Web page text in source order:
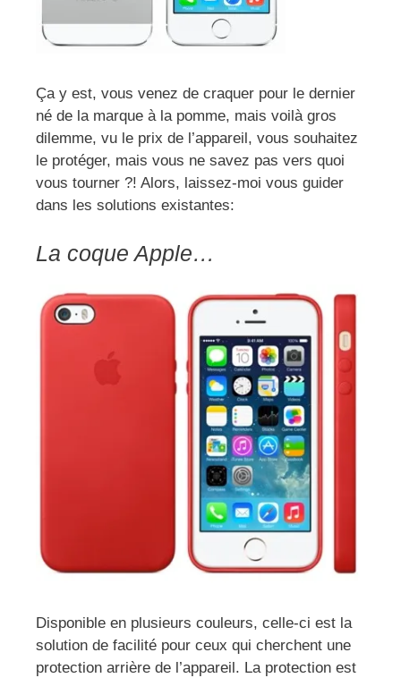
Ça y est, vous venez de craquer pour le dernier
né de la marque à la pomme, mais voilà gros
dilemme, vu le prix de l’appareil, vous souhaitez
le protéger, mais vous ne savez pas vers quoi
vous tourner ?! Alors, laissez-moi vous guider
dans les solutions existantes:
La coque Apple…
Disponible en plusieurs couleurs, celle-ci est la
solution de facilité pour ceux qui cherchent une
protection arrière de l’appareil. La protection est